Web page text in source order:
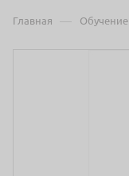
Главная — Обучение